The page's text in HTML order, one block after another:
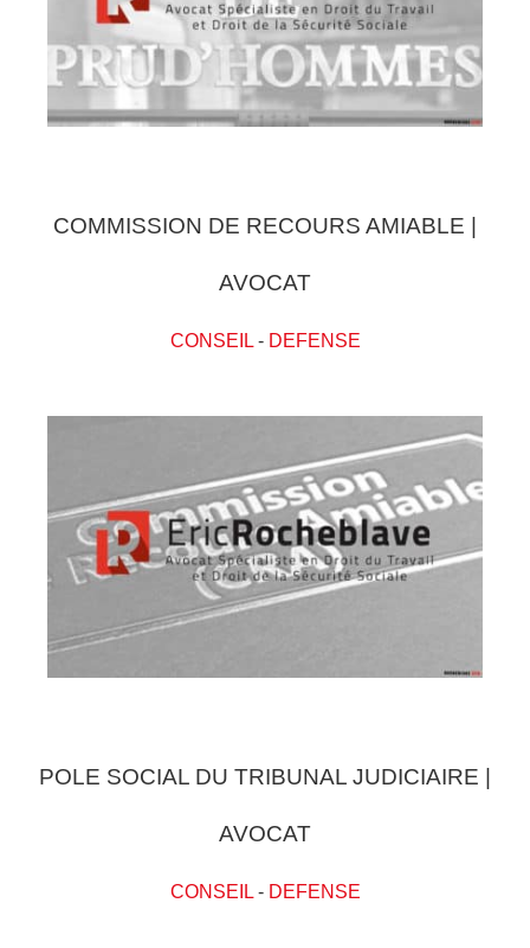
COMMISSION DE RECOURS AMIABLE |
AVOCAT
CONSEIL- DEFENSE
POLE SOCIAL DU TRIBUNAL JUDICIAIRE |
AVOCAT
CONSEIL- DEFENSE